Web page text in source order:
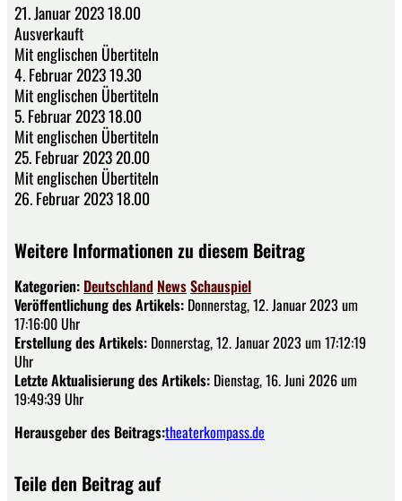
21. Januar 2023 18.00
Ausverkauft
Mit englischen Übertiteln
4. Februar 2023 19.30
Mit englischen Übertiteln
5. Februar 2023 18.00
Mit englischen Übertiteln
25. Februar 2023 20.00
Mit englischen Übertiteln
26. Februar 2023 18.00
Weitere Informationen zu diesem Beitrag
Kategorien: Deutschland NewsSchauspiel
Veröffentlichung des Artikels: Donnerstag, 12. Januar 2023 um
17:16:00 Uhr
Erstellung des Artikels: Donnerstag, 12. Januar 2023 um 17:12:19
Uhr
Letzte Aktualisierung des Artikels: Dienstag, 16. Juni 2026 um
19:49:39 Uhr
Herausgeber des Beitrags:theaterkompass.de
Teile den Beitrag auf